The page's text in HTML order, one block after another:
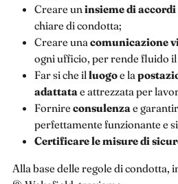
Creare un insiemedi accordi
chiare di condotta;
Creare una comunicazione
ogni ufficio, per rende fluido
Far si che il luogoe la
adattatae attrezzata per
Fornire consulenzae
perfettamente funzionante e
Certificare le misure di
Alla base delle regole di condotta,